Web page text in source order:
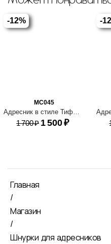
-12%
MC045
Адресник в стиле Тиффани
1 700₽ 1 500₽
-
Главная
/
Магазин
/
Шнурки для адресников